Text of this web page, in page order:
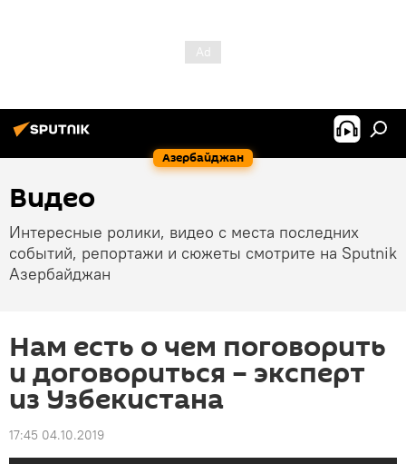
Азербайджан
Видео
Интересные ролики, видео с места последних
событий, репортажи и сюжеты смотрите на Sputnik
Азербайджан
Нам есть о чем поговорить
и договориться – эксперт
из Узбекистана
17:45 04.10.2019